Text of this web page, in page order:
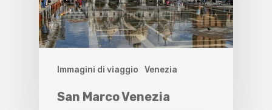
Immagini di viaggio Venezia
San Marco Venezia